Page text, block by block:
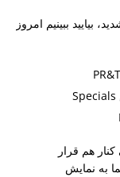
بیایید ببینیم امروز
هم قرار
برای شما به نمایش